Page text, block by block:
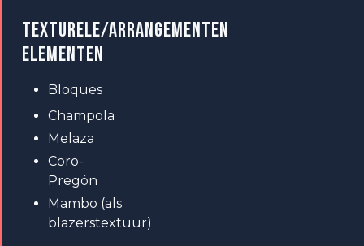
TEXTURELE/ARRANGEMENTEN
ELEMENTEN
Bloques
Champola
Melaza
Coro-
Pregón
Mambo (als
blazerstextuur)